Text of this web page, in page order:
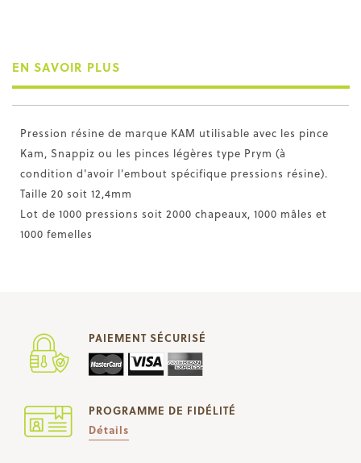
EN SAVOIR PLUS
Pression résine de marque KAM utilisable avec les pince
Kam, Snappiz ou les pinces légères type Prym (à
condition d'avoir l'embout spécifique pressions résine).
Taille 20 soit 12,4mm
Lot de 1000 pressions soit 2000 chapeaux, 1000 mâles et
1000 femelles
PAIEMENT SÉCURISÉ
PROGRAMME DE FIDÉLITÉ
Détails